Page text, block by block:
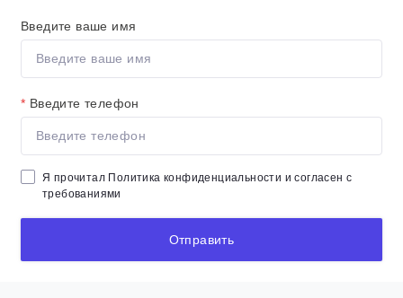
Введите ваше имя
* Введите телефон
Я прочитал Политика конфиденциальности и согласен с
требованиями
Отправить